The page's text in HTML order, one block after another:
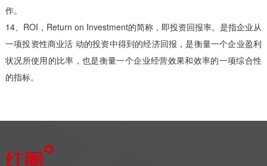
作。
14、ROI，Return on Investment的简称，即投资回报率。是指企业从
一项投资性商业活 动的投资中得到的经济回报，是衡量一个企业盈利
状况所使用的比率，也是衡量一个企业经营效果和效率的一项综合性
的指标。